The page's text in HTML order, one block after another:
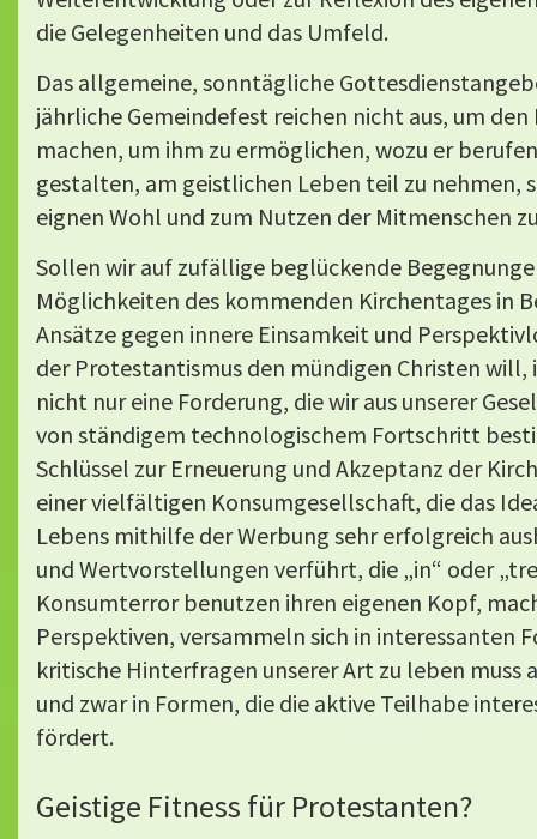
die Gelegenheiten und das Umfeld.
Das allgemeine, sonntägliche
jährliche Gemeindefest reichen nicht aus, um
machen, um ihm zu ermöglichen, wozu er
gestalten, am geistlichen Leben teil zu nehmen,
eignen Wohl und zum Nutzen der Mitmenschen
Sollen wir auf zufällige beglückende
Möglichkeiten des kommenden Kirchentages in
Ansätze gegen innere Einsamkeit und
der Protestantismus den mündigen Christen
nicht nur eine Forderung, die wir aus unserer
von ständigem technologischem Fortschritt
Schlüssel zur Erneuerung und Akzeptanz der
einer vielfältigen Konsumgesellschaft, die das
Lebens mithilfe der Werbung sehr erfolgreich
und Wertvorstellungen verführt, die „in“ oder
Konsumterror benutzen ihren eigenen Kopf,
Perspektiven, versammeln sich in interessanten
kritische Hinterfragen unserer Art zu leben muss
und zwar in Formen, die die aktive Teilhabe
fördert.
Geistige Fitness für Protestanten?